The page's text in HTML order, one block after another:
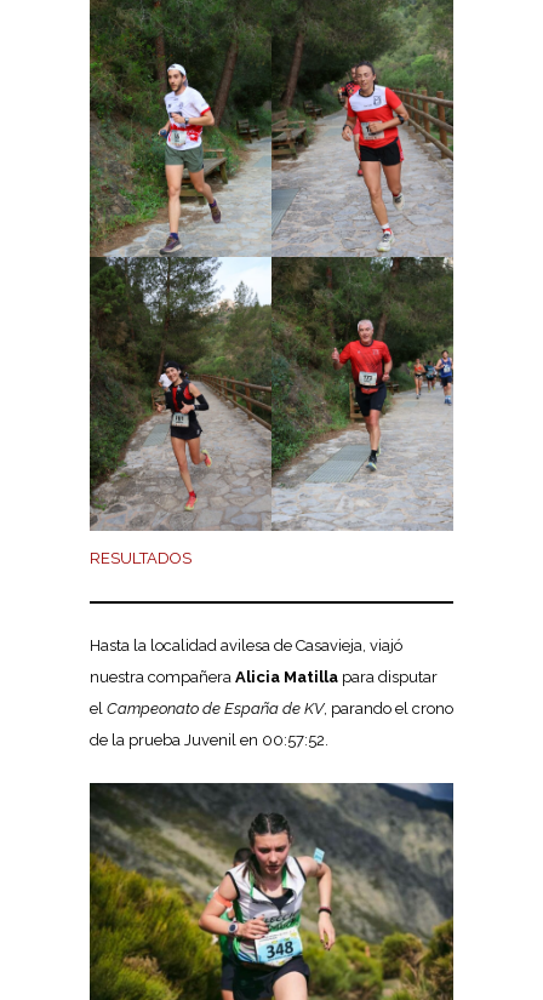
RESULTADOS
Hasta la localidad avilesa de Casavieja, viajó
nuestra compañera Alicia Matilla para disputar
el Campeonato de España de KV, parando el crono
de la prueba Juvenil en 00:57:52.